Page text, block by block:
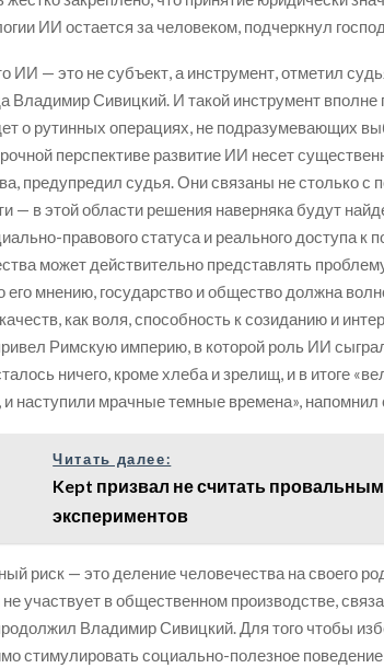
ИИ остается за человеком, подчеркнул
ИИ — это не субъект, а инструмент, отметил
Владимир Сивицкий. И такой инструмент
о рутинных операциях, не подразумевающих
перспективе развитие ИИ несет
предупредил судья. Они связаны не столько с
— в этой области решения наверняка будут
правового статуса и реального доступа к
может действительно представлять
его мнению, государство и общество должна
как воля, способность к созиданию и
Римскую империю, в которой роль ИИ
ничего, кроме хлеба и зрелищ, и в итоге
наступили мрачные темные времена», напомнил
Читать далее:
Kept призвал не считать
экспериментов
риск — это деление человечества на своего
не участвует в общественном производстве,
Владимир Сивицкий. Для того чтобы
стимулировать социально-полезное поведение